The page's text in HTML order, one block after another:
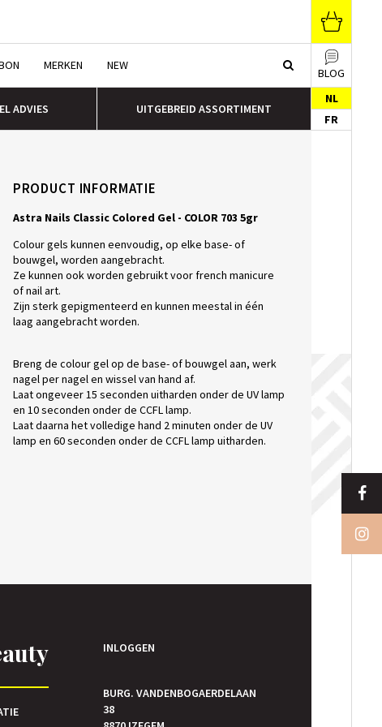
MERKEN NEW
BLOG
ADVIES UITGEBREID ASSORTIMENT
NL
FR
PRODUCT INFORMATIE
Astra Nails Classic Colored Gel - COLOR 703 5gr
Colour gels kunnen eenvoudig, op elke base- of
bouwgel, worden aangebracht.
Ze kunnen ook worden gebruikt voor french manicure
of nail art.
Zijn sterk gepigmenteerd en kunnen meestal in één
laag aangebracht worden.
Breng de colour gel op de base- of bouwgel aan, werk
nagel per nagel en wissel van hand af.
Laat ongeveer 15 seconden uitharden onder de UV lamp
en 10 seconden onder de CCFL lamp.
Laat daarna het volledige hand 2 minuten onder de UV
lamp en 60 seconden onder de CCFL lamp uitharden.
INLOGGEN
BURG. VANDENBOGAERDELAAN
38